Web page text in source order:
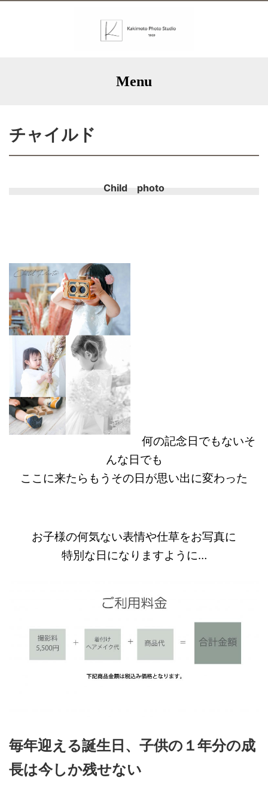
Menu
チャイルド
Child photo
何の記念日でもないそ
んな日でも
ここに来たらもうその日が思い出に変わった
お子様の何気ない表情や仕草をお写真に
特別な日になりますように…
毎年迎える誕生日、子供の１年分の成
長は今しか残せない